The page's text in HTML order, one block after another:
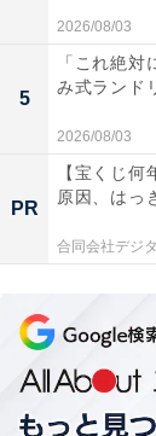
レンジから取り出
レンジで温め
りと溶けてい
る前からテン
2026/08/03
5
「これ絶
み式ランド
2026/08/03
PR
【宝くじ何
原因、はっ
合同会社デジ